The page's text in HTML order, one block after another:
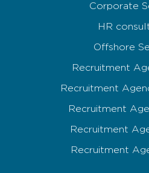
Corporate
HR
Offshore
Recruitment
Recruitment
Recruitment
Recruitment
Recruitment